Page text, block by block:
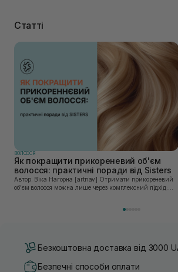
Статті
ВОЛОССЯ
Як покращити прикореневий об'єм
волосся: практичні поради від Sisters
Автор: Віка Нагорна [artnav] Отримати прикореневий
об’єм волосся можна лише через комплексний підхід:
Безкоштовна доставка від 3000
Безпечні способи оплати